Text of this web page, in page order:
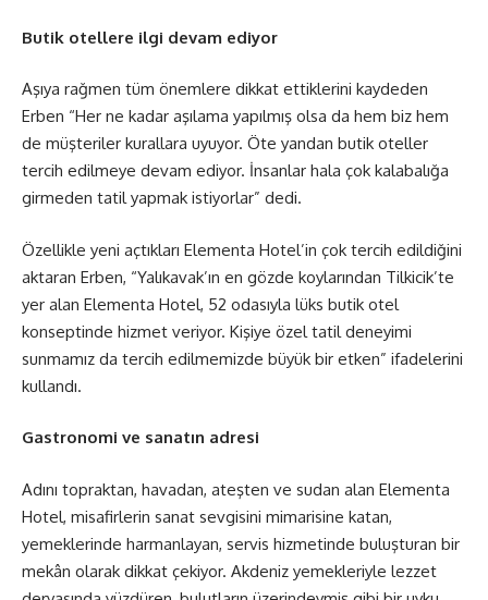
Butik otellere ilgi devam ediyor
Aşıya rağmen tüm önemlere dikkat ettiklerini kaydeden
Erben “Her ne kadar aşılama yapılmış olsa da hem biz hem
de müşteriler kurallara uyuyor. Öte yandan butik oteller
tercih edilmeye devam ediyor. İnsanlar hala çok kalabalığa
girmeden tatil yapmak istiyorlar” dedi.
Özellikle yeni açtıkları Elementa Hotel’in çok tercih edildiğini
aktaran Erben, “Yalıkavak’ın en gözde koylarından Tilkicik’te
yer alan Elementa Hotel, 52 odasıyla lüks butik otel
konseptinde hizmet veriyor. Kişiye özel tatil deneyimi
sunmamız da tercih edilmemizde büyük bir etken” ifadelerini
kullandı.
Gastronomi ve sanatın adresi
Adını topraktan, havadan, ateşten ve sudan alan Elementa
Hotel, misafirlerin sanat sevgisini mimarisine katan,
yemeklerinde harmanlayan, servis hizmetinde buluşturan bir
mekân olarak dikkat çekiyor. Akdeniz yemekleriyle lezzet